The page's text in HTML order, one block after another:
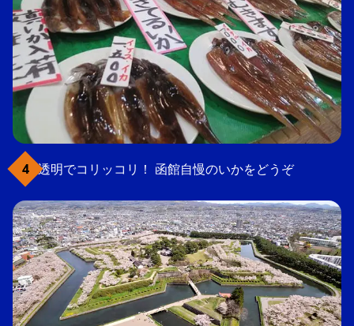
透明でコリッコリ！ 函館自慢のいかをどうぞ